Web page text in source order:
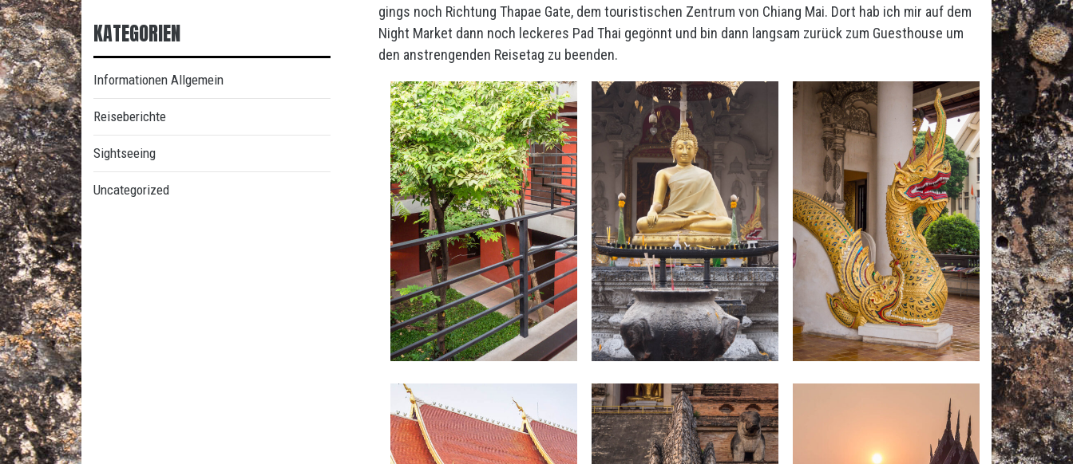
gings noch Richtung Thapae Gate, dem touristischen Zentrum von Chiang Mai. Dort hab ich mir auf dem
Night Market dann noch leckeres Pad Thai gegönnt und bin dann langsam zurück zum Guesthouse um
den anstrengenden Reisetag zu beenden.
KATEGORIEN
Informationen Allgemein
Reiseberichte
Sightseeing
Uncategorized